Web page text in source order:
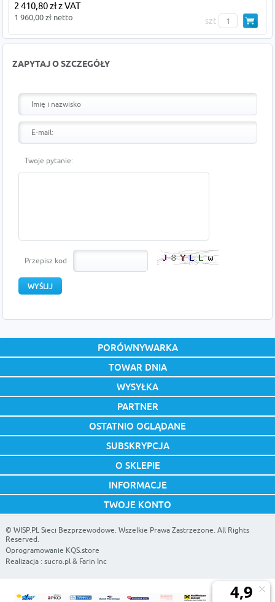
2 410,80 zł z VAT
1 960,00 zł netto szt
ZAPYTAJ O SZCZEGÓŁY
Twoje pytanie:
Przepisz kod
PORÓWNYWARKA
TOWAR DNIA
WYSYŁKA
PARTNER
OSTATNIO OGLĄDANE
SUBSKRYPCJA
O SKLEPIE
INFORMACJE
TWOJE KONTO
© WISP.PL Sieci Bezprzewodowe. Wszelkie Prawa Zastrzeżone. All Rights
Reserved.
Oprogramowanie KQS.store
Realizacja : sucro.pl& Farin Inc